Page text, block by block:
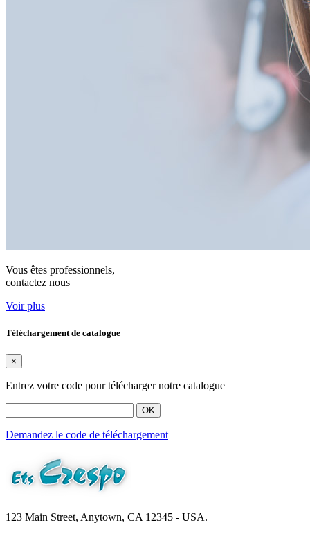
Vous êtes professionnels,
contactez nous
Voir plus
Téléchargement de catalogue
×
Entrez votre code pour télécharger notre catalogue
OK
Demandez le code de téléchargement
123 Main Street, Anytown, CA 12345 - USA.